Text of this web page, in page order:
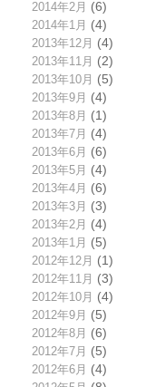
2014年2月 (6)
2014年1月 (4)
2013年12月 (4)
2013年11月 (2)
2013年10月 (5)
2013年9月 (4)
2013年8月 (1)
2013年7月 (4)
2013年6月 (6)
2013年5月 (4)
2013年4月 (6)
2013年3月 (3)
2013年2月 (4)
2013年1月 (5)
2012年12月 (1)
2012年11月 (3)
2012年10月 (4)
2012年9月 (5)
2012年8月 (6)
2012年7月 (5)
2012年6月 (4)